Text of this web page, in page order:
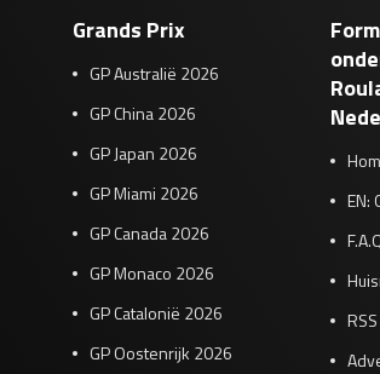
Grands Prix
GP Australië 2026
GP China 2026
GP Japan 2026
GP Miami 2026
GP Canada 2026
GP Monaco 2026
GP Catalonië 2026
GP Oostenrijk 2026
EN: